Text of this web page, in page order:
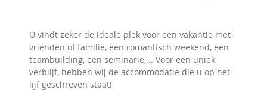
U vindt zeker de ideale plek voor een vakantie met
vrienden of familie, een romantisch weekend, een
teambuilding, een seminarie,... Voor een uniek
verblijf, hebben wij de accommodatie die u op het
lijf geschreven staat!